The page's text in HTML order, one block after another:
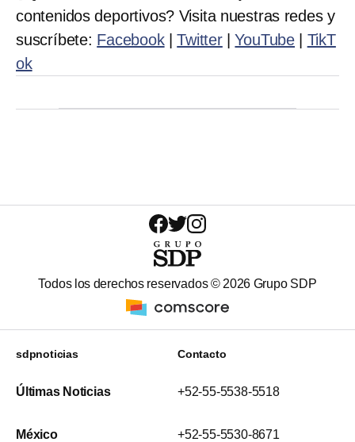
contenidos deportivos? Visita nuestras redes y
suscríbete: Facebook|Twitter|YouTube
TikT
ok
Todos los derechos reservados © 2026 Grupo SDP
sdpnoticias
Últimas Noticias
México
Contacto
+52-55-5538-5518
+52-55-5530-8671